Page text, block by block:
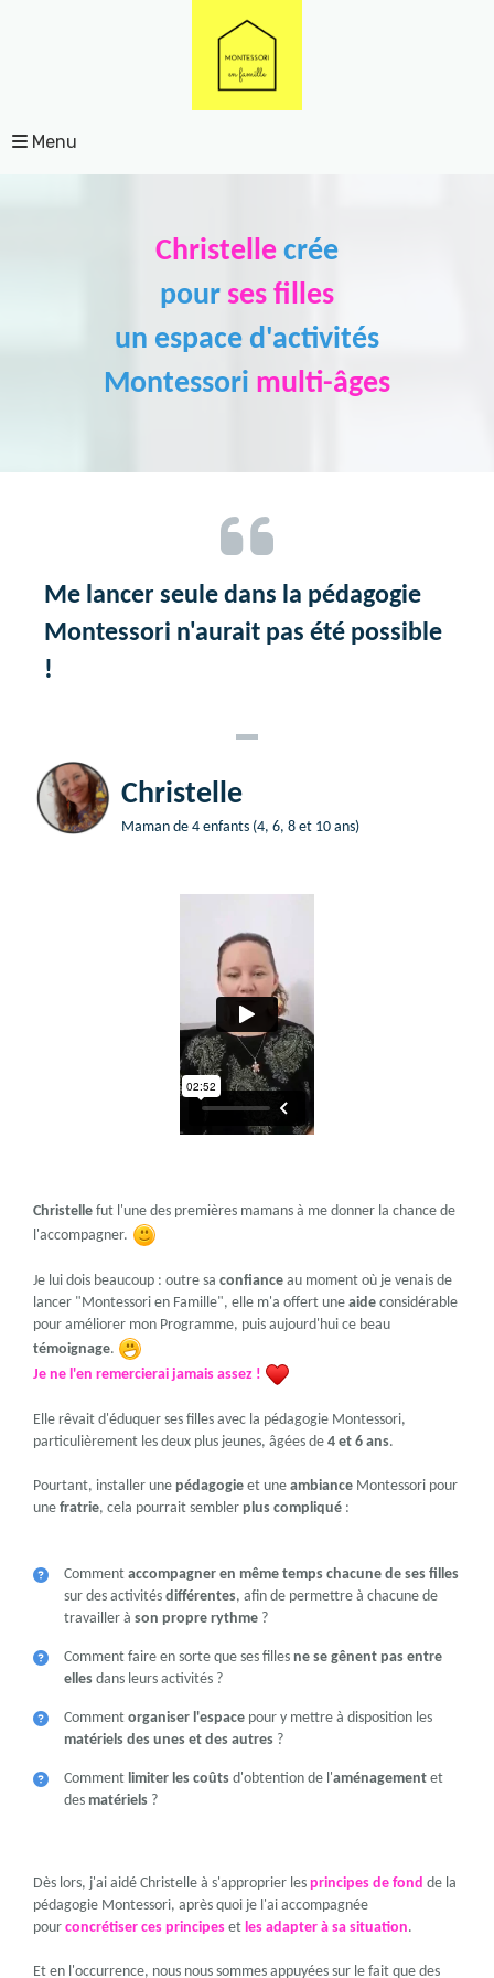
Menu
Christelle crée
pour ses filles
un espace d'activités
Montessori multi-âges
Me lancer seule dans la pédagogie
Montessori n'aurait pas été possible
!
Christelle
Maman de 4 enfants (4, 6, 8 et 10 ans)
Christelle fut l'une des premières mamans à me donner la chance de
l'accompagner.
Je lui dois beaucoup : outre sa confiance au moment où je venais de
lancer "Montessori en Famille", elle m'a offert une aide considérable
pour améliorer mon Programme, puis aujourd'hui ce beau
témoignage.
Je ne l'en remercierai jamais assez !
Elle rêvait d'éduquer ses filles avec la pédagogie Montessori,
particulièrement les deux plus jeunes, âgées de 4 et 6 ans.
Pourtant, installer une pédagogie et une ambiance Montessori pour
une fratrie, cela pourrait sembler plus compliqué :
Comment accompagner en même temps chacune de ses filles
sur des activités différentes, afin de permettre à chacune de
travailler à son propre rythme ?
Comment faire en sorte que ses filles ne se gênent pas entre
elles dans leurs activités ?
Comment organiser l'espace pour y mettre à disposition les
matériels des unes et des autres ?
Comment limiter les coûts d'obtention de l'aménagement et
des matériels ?
Dès lors, j'ai aidé Christelle à s'approprier les principes de fond de la
pédagogie Montessori, après quoi je l'ai accompagnée
pour concrétiser ces principes et les adapter à sa situation.
Et en l'occurrence, nous nous sommes appuyées sur le fait que des